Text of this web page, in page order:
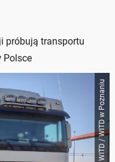
próbują transportu
Polsce
WITD / WITD w Poznaniu